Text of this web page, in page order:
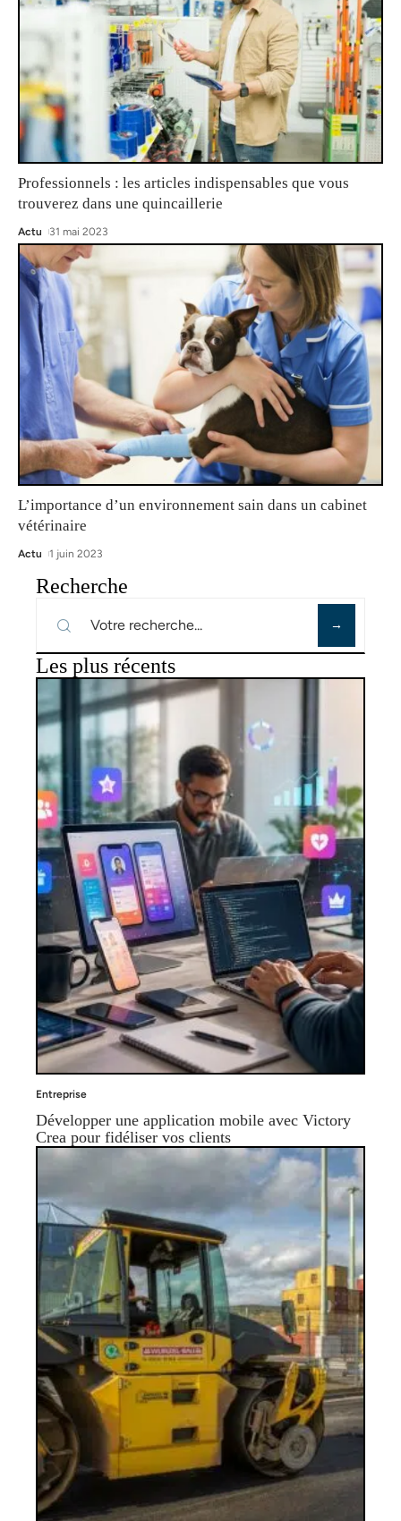
Professionnels : les articles indispensables que vous
trouverez dans une quincaillerie
Actu 31 mai 2023
L’importance d’un environnement sain dans un cabinet
vétérinaire
Actu 1 juin 2023
Recherche
Les plus récents
Entreprise
Développer une application mobile avec Victory
Crea pour fidéliser vos clients